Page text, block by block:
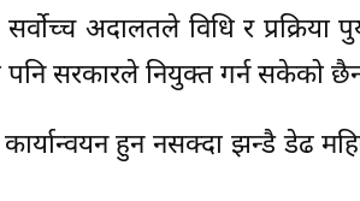
अदालतले विधि र प्रक्रिया
पनि सरकारले नियुक्त गर्न सकेको
हुन नसक्दा झन्डै डेढ